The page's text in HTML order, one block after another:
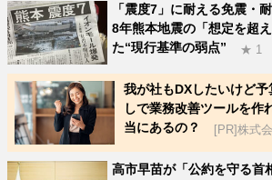
「震度7」に耐える免震・
8年熊本地震の「想定を超
た“現行基準の弱点”
★ 1
我が社もDXしたいけど
しで業務改善ツールを作
当にあるの？
[PR]株式
高市早苗が「公約を守る首